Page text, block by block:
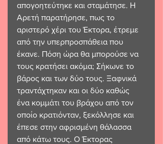
απογοητεύτηκε και σταμάτησε. Η
Αρετή παρατήρησε, πως το
αριστερό χέρι του Έκτορα, έτρεμε
από την υπερπροσπάθεια που
έκανε. Πόση ώρα θα μπορούσε να
τους κρατήσει ακόμα; Σήκωνε το
βάρος και των δύο τους. Ξαφνικά
τραντάχτηκαν και οι δύο καθώς
ένα κομμάτι του βράχου από τον
οποίο κρατιόνταν, ξεκόλλησε και
έπεσε στην αφρισμένη θάλασσα
από κάτω τους. Ο Έκτορας